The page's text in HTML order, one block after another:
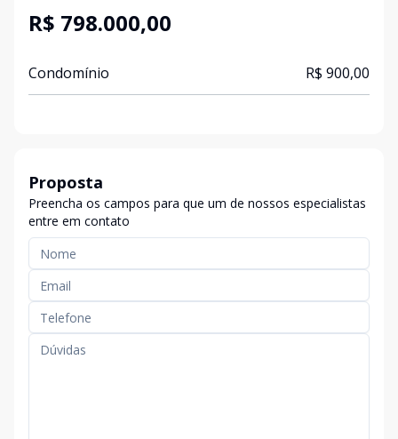
R$ 798.000,00
Condomínio R$ 900,00
Proposta
Preencha os campos para que um de nossos especialistas
entre em contato